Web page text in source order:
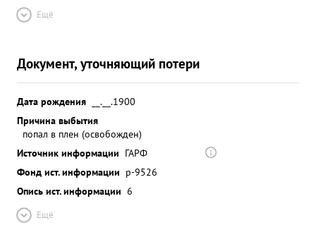
Ещё
Документ, уточняющий потери
Дата рождения
__.__.1900
Причина выбытия
попал в плен (освобожден)
Источник информации ГАРФ
Фонд ист. информации р-9526
Опись ист. информации 6
Ещё